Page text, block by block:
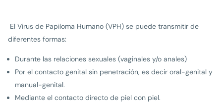
El Virus de Papiloma Humano (VPH) se puede transmitir de
diferentes formas:
Durante las relaciones sexuales (vaginales y/o anales)
Por el contacto genital sin penetración, es decir oral-genital y
manual-genital.
Mediante el contacto directo de piel con piel.